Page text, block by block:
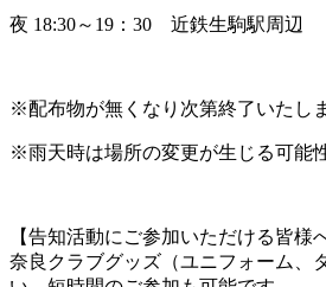
夜 18:30～19：30 近鉄生駒駅周辺
※配布物が無くなり次第終了いたし
※雨天時は場所の変更が生じる可能
【告知活動にご参加いただける皆様
奈良クラブグッズ（ユニフォーム、